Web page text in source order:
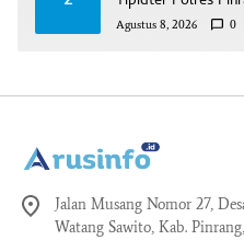
Agustus 8, 2026 0
Jalan Musang Nomor 27,
Watang Sawito, Kab.